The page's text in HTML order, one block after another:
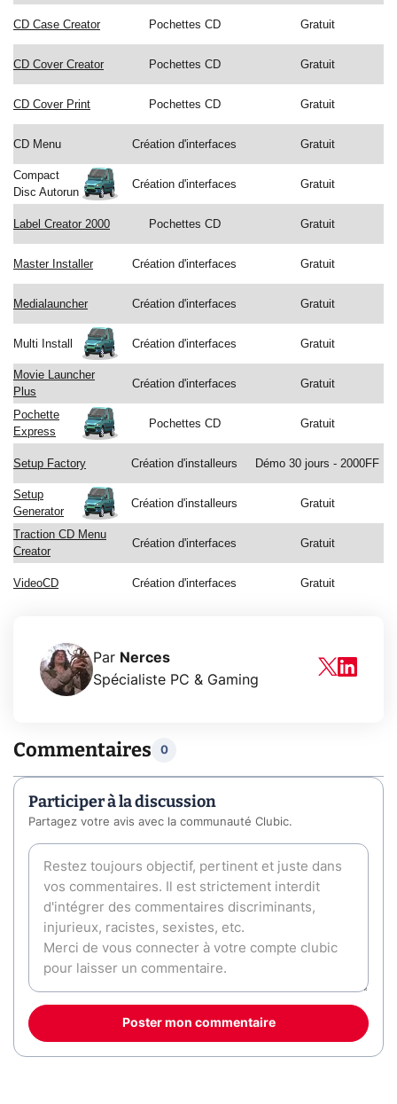
CD Case Creator Pochettes CD Gratuit
CD Cover Creator Pochettes CD Gratuit
CD Cover Print Pochettes CD Gratuit
CD Menu Création d'interfaces Gratuit
Compact
Disc Autorun
Création d'interfaces Gratuit
Label Creator 2000 Pochettes CD Gratuit
Master Installer Création d'interfaces Gratuit
Medialauncher Création d'interfaces Gratuit
Multi Install Création d'interfaces Gratuit
Movie Launcher
Plus
Création d'interfaces Gratuit
Pochette
Express
Pochettes CD Gratuit
Setup Factory Création d'installeurs Démo 30 jours - 2000FF
Setup
Generator
Création d'installeurs Gratuit
Traction CD Menu
Creator
Création d'interfaces Gratuit
VideoCD Création d'interfaces Gratuit
Par Nerces
Spécialiste PC & Gaming
Commentaires 0
Participer à la discussion
Partagez votre avis avec la communauté Clubic.
Poster mon commentaire